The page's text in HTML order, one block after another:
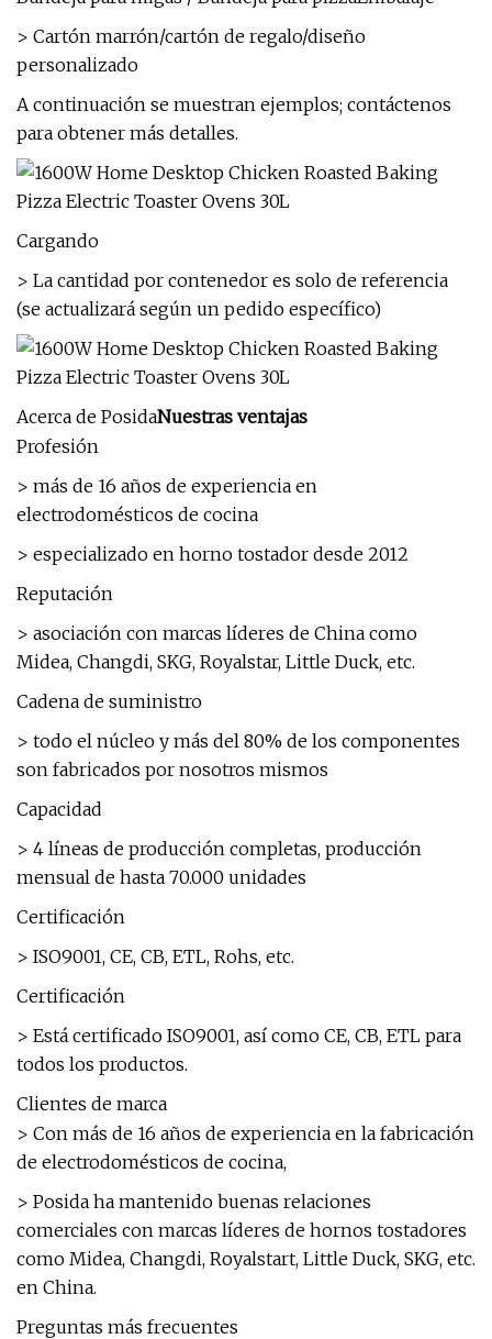
> Cartón marrón/cartón de regalo/diseño
personalizado
A continuación se muestran ejemplos; contáctenos
para obtener más detalles.
Cargando
> La cantidad por contenedor es solo de referencia
(se actualizará según un pedido específico)
Acerca de PosidaNuestras ventajas
Profesión
> más de 16 años de experiencia en
electrodomésticos de cocina
> especializado en horno tostador desde 2012
Reputación
> asociación con marcas líderes de China como
Midea, Changdi, SKG, Royalstar, Little Duck, etc.
Cadena de suministro
> todo el núcleo y más del 80% de los componentes
son fabricados por nosotros mismos
Capacidad
> 4 líneas de producción completas, producción
mensual de hasta 70.000 unidades
Certificación
> ISO9001, CE, CB, ETL, Rohs, etc.
Certificación
> Está certificado ISO9001, así como CE, CB, ETL para
todos los productos.
Clientes de marca
> Con más de 16 años de experiencia en la fabricación
de electrodomésticos de cocina,
> Posida ha mantenido buenas relaciones
comerciales con marcas líderes de hornos tostadores
como Midea, Changdi, Royalstart, Little Duck, SKG, etc.
en China.
Preguntas más frecuentes